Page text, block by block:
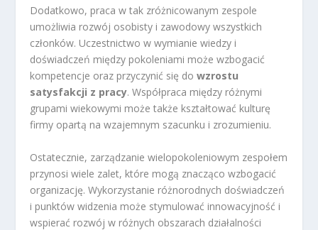
Dodatkowo, praca w tak zróżnicowanym zespole
umożliwia rozwój osobisty i zawodowy wszystkich
członków. Uczestnictwo w wymianie wiedzy i
doświadczeń między pokoleniami może wzbogacić
kompetencje oraz przyczynić się dowzrostu
satysfakcji z pracy. Współpraca między różnymi
grupami wiekowymi może także kształtować kulturę
firmy opartą na wzajemnym szacunku i zrozumieniu.
Ostatecznie, zarządzanie wielopokoleniowym zespołem
przynosi wiele zalet, które mogą znacząco wzbogacić
organizację. Wykorzystanie różnorodnych doświadczeń
i punktów widzenia może stymulować innowacyjność i
wspierać rozwój w różnych obszarach działalności